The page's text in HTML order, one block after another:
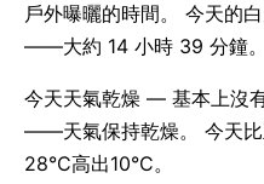
戶外曝曬的時間。 今天的
——大約 14 小時 39 分鐘。
今天天氣乾燥 — 基本上沒
——天氣保持乾燥。 今天
28°C高出10°C。